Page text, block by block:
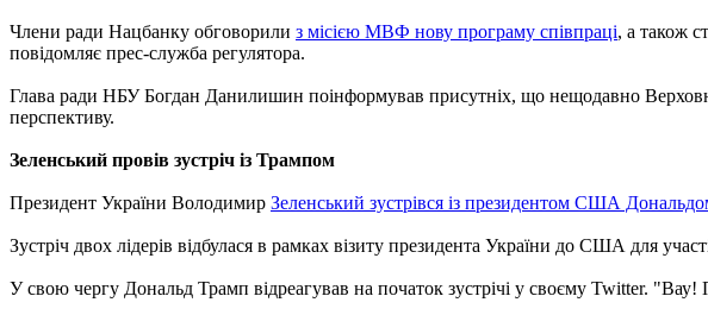
Члени ради Нацбанку обговорили з місією МВФ нову програму співпраці, а також
повідомляє прес-служба регулятора.
Глава ради НБУ Богдан Данилишин поінформував присутніх, що нещодавно
перспективу.
Зеленський провів зустріч із Трампом
Президент України Володимир Зеленський зустрівся із президентом США
Зустріч двох лідерів відбулася в рамках візиту президента України до США для
У свою чергу Дональд Трамп відреагував на початок зустрічі у своєму Twitter.